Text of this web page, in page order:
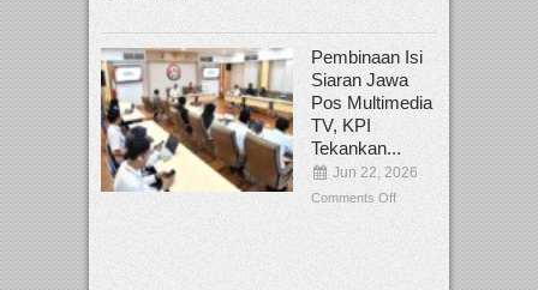
Pembinaan Isi
Siaran Jawa
Pos Multimedia
TV, KPI
Tekankan...
Jun 22, 2026
Comments Off